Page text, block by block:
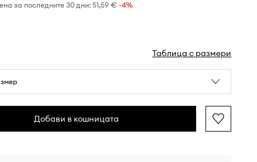
за последните 30 дни: 51,59 € -4%
Таблица с размери
Добави в кошницата